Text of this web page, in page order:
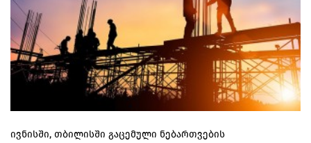
ივნისში, თბილისში გაცემული ნებართვების